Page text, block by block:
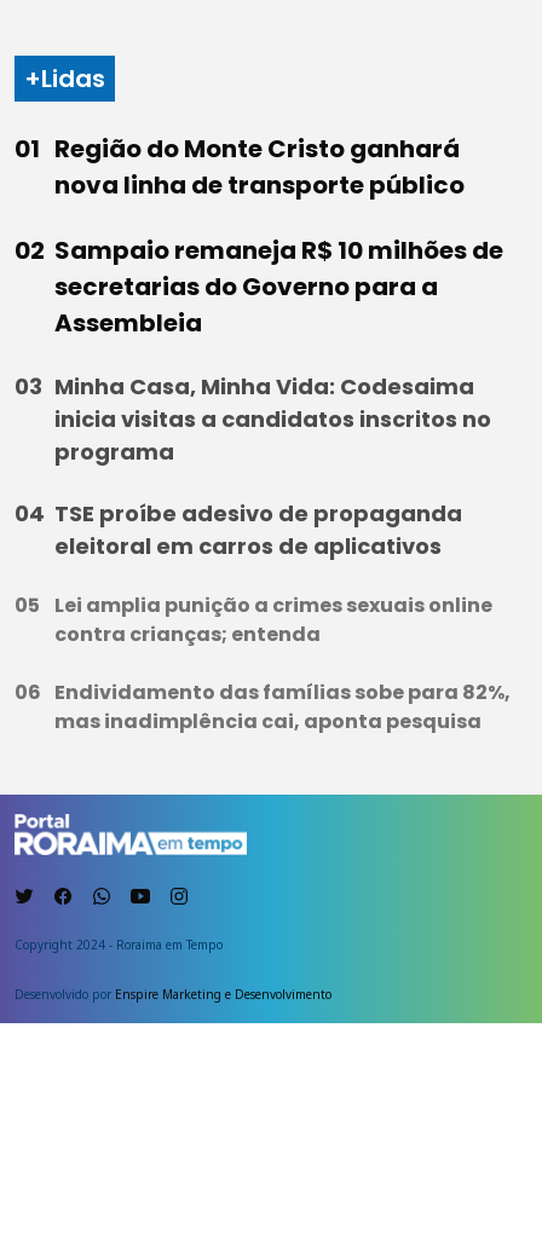
+Lidas
Região do Monte Cristo ganhará
nova linha de transporte público
Sampaio remaneja R$ 10 milhões de
secretarias do Governo para a
Assembleia
Minha Casa, Minha Vida: Codesaima
inicia visitas a candidatos inscritos no
programa
TSE proíbe adesivo de propaganda
eleitoral em carros de aplicativos
Lei amplia punição a crimes sexuais online
contra crianças; entenda
Endividamento das famílias sobe para 82%,
mas inadimplência cai, aponta pesquisa
Copyright 2024 - Roraima em Tempo
Desenvolvido por Enspire Marketing e Desenvolvimento